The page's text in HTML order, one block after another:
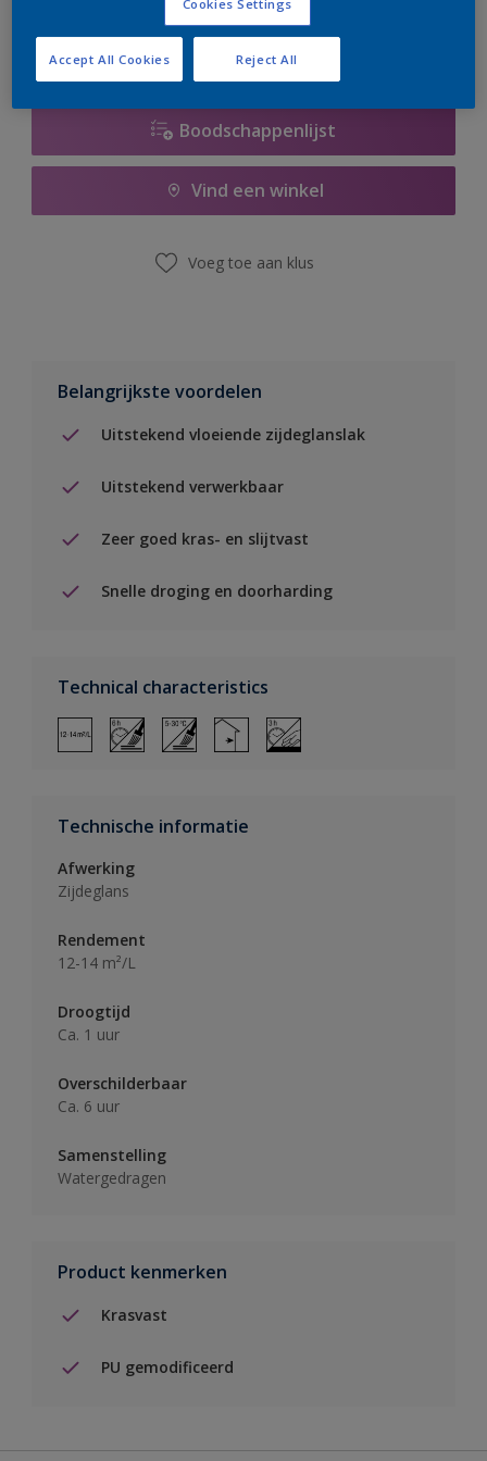
Boodschappenlijst
Vind een winkel
Voeg toe aan klus
Belangrijkste voordelen
Uitstekend vloeiende zijdeglanslak
Uitstekend verwerkbaar
Zeer goed kras- en slijtvast
Snelle droging en doorharding
Technical characteristics
Technische informatie
Afwerking
Zijdeglans
Rendement
12-14 m²/L
Droogtijd
Ca. 1 uur
Overschilderbaar
Ca. 6 uur
Samenstelling
Watergedragen
Product kenmerken
Krasvast
PU gemodificeerd
Cookies Settings
Reject All
Accept All Cookies